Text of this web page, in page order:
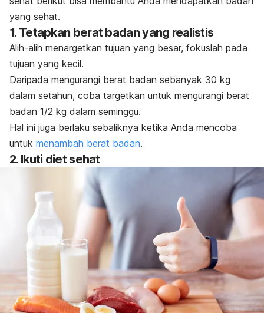
yang sehat.
1. Tetapkan berat badan yang realistis
Alih-alih menargetkan tujuan yang besar, fokuslah pada
tujuan yang kecil.
Daripada mengurangi berat badan sebanyak 30 kg
dalam setahun, coba targetkan untuk mengurangi berat
badan 1/2 kg dalam seminggu.
Hal ini juga berlaku sebaliknya ketika Anda mencoba
untuk menambah berat badan.
2. Ikuti diet sehat